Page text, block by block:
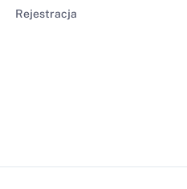
Rejestracja